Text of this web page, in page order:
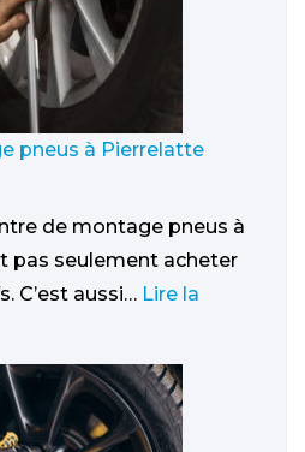
pneus à Pierrelatte
de montage pneus à
pas seulement acheter
C’est aussi… Lire la